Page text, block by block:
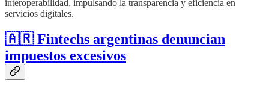
interoperabilidad, impulsando la transparencia y eficiencia en
servicios digitales.
🇦🇷 Fintechs argentinas denuncian
impuestos excesivos